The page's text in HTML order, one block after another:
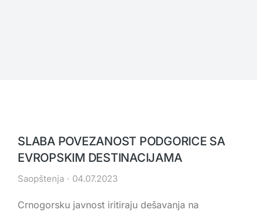
SLABA POVEZANOST PODGORICE SA
EVROPSKIM DESTINACIJAMA
Saopštenja 04.07.2023
Crnogorsku javnost iritiraju dešavanja na